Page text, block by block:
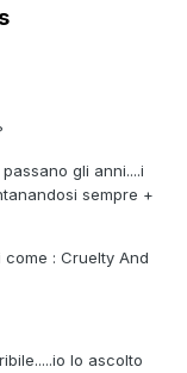
gli anni....i
sempre +
: Cruelty And
lo ascolto